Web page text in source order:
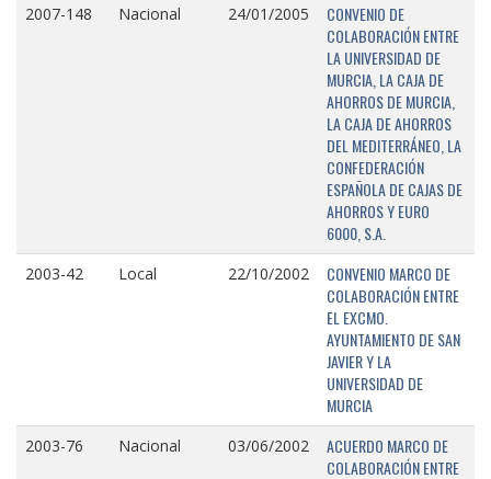
2007-148 Nacional 24/01/2005
CONVENIO DE
COLABORACIÓN ENTRE
LA UNIVERSIDAD DE
MURCIA, LA CAJA DE
AHORROS DE MURCIA,
LA CAJA DE AHORROS
DEL MEDITERRÁNEO, LA
CONFEDERACIÓN
ESPAÑOLA DE CAJAS DE
AHORROS Y EURO
6000, S.A.
2003-42 Local 22/10/2002
CONVENIO MARCO DE
COLABORACIÓN ENTRE
EL EXCMO.
AYUNTAMIENTO DE SAN
JAVIER Y LA
UNIVERSIDAD DE
MURCIA
2003-76 Nacional 03/06/2002
ACUERDO MARCO DE
COLABORACIÓN ENTRE